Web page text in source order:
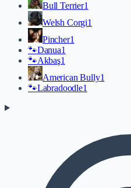
Bull Terrier1
Welsh Corgi1
Pincher1
🐾Danua1
🐾Akbaş1
American Bully1
🐾Labradoodle1